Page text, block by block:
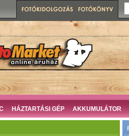
HÁZTARTÁSI GÉP AKKUMULÁTOR